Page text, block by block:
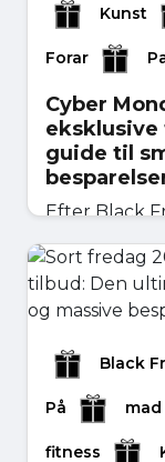
Kunst
Forar
Cyber
guide til
Efter Black
— Cyb...
november
Læs mere
Black
På mad
fitness